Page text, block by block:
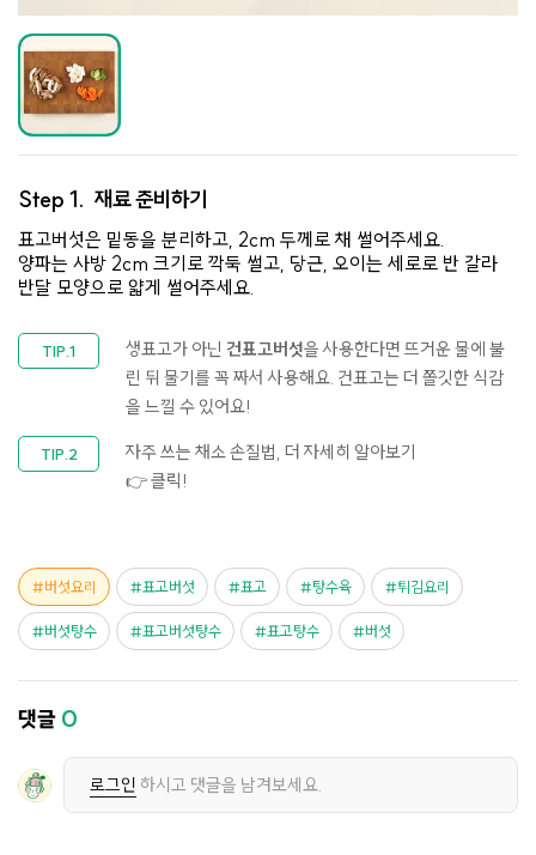
Step 1. 재료 준비하기
표고버섯은 밑동을 분리하고, 2cm 두께로 채 썰어주세요.
양파는 사방 2cm 크기로 깍둑 썰고, 당근, 오이는 세로로 반 갈라
반달 모양으로 얇게 썰어주세요.
생표고가 아닌 건표고버섯을 사용한다면 뜨거운 물에 불
린 뒤 물기를 꼭 짜서 사용해요. 건표고는 더 쫄깃한 식감
을 느낄 수 있어요!
자주 쓰는 채소 손질법, 더 자세히 알아보기
👉 클릭!
버섯요리 표고버섯 표고 탕수육 튀김요리
버섯탕수 표고버섯탕수 표고탕수 버섯
댓글 0
로그인 하시고 댓글을 남겨보세요.